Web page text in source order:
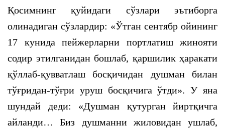
Қосимнинг қуйидаги сўзлари эътиборга
олинадиган сўзлардир: «Ўтган сентябр ойининг
17 кунида пейжерларни портлатиш жинояти
содир этилганидан бошлаб, қаршилик ҳаракати
қўллаб-қувватлаш босқичидан душман билан
тўғридан-тўғри уруш босқичига ўтди». У яна
шундай деди: «Душман қутурган йиртқичга
айланди… Биз душманни жиловидан ушлаб,